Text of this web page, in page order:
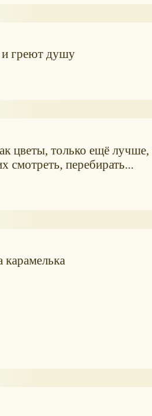
и греют душу
цветы, только ещё
смотреть, перебирать...